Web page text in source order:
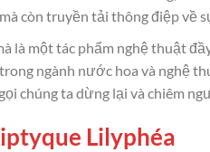
còn truyền tải thông điệp về
là một tác phẩm nghệ thuật
ngành nước hoa và nghệ
chúng ta dừng lại và chiêm
Lilyphéa